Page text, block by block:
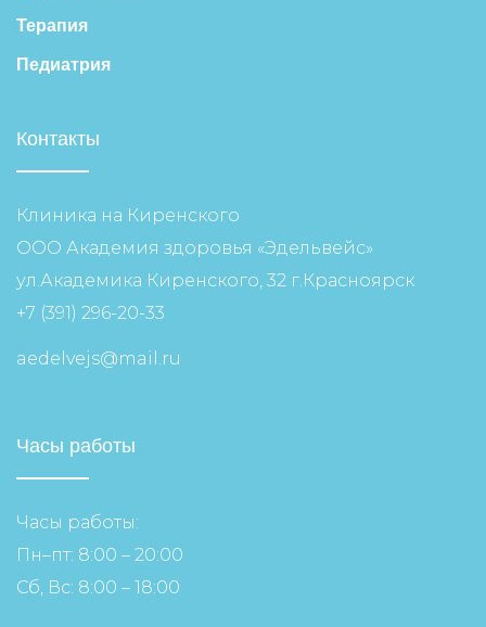
Терапия
Педиатрия
Контакты
Клиника на Киренского
ООО Академия здоровья «Эдельвейс»
ул.Академика Киренского, 32 г.Красноярск
+7 (391) 296-20-33
aedelvejs@mail.ru
Часы работы
Часы работы:
Пн–пт: 8:00 – 20:00
Сб, Вс: 8:00 – 18:00